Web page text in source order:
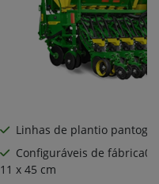
Linhas de plantio
Configuráveis de
11 x 45 cm